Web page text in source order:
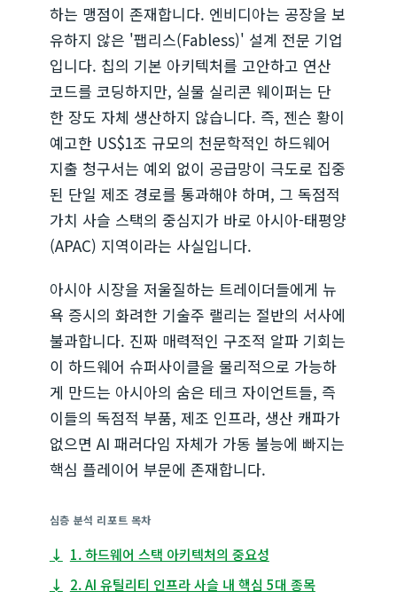
하는 맹점이 존재합니다. 엔비디아는 공장을 보
유하지 않은 '팹리스(Fabless)' 설계 전문 기업
입니다. 칩의 기본 아키텍처를 고안하고 연산
코드를 코딩하지만, 실물 실리콘 웨이퍼는 단
한 장도 자체 생산하지 않습니다. 즉, 젠슨 황이
예고한 US$1조 규모의 천문학적인 하드웨어
지출 청구서는 예외 없이 공급망이 극도로 집중
된 단일 제조 경로를 통과해야 하며, 그 독점적
가치 사슬 스택의 중심지가 바로 아시아-태평양
(APAC) 지역이라는 사실입니다.
아시아 시장을 저울질하는 트레이더들에게 뉴
욕 증시의 화려한 기술주 랠리는 절반의 서사에
불과합니다. 진짜 매력적인 구조적 알파 기회는
이 하드웨어 슈퍼사이클을 물리적으로 가능하
게 만드는 아시아의 숨은 테크 자이언트들, 즉
이들의 독점적 부품, 제조 인프라, 생산 캐파가
없으면 AI 패러다임 자체가 가동 불능에 빠지는
핵심 플레이어 부문에 존재합니다.
심층 분석 리포트 목차
↓ 1. 하드웨어 스택 아키텍처의 중요성
↓ 2. AI 유틸리티 인프라 사슬 내 핵심 5대 종목